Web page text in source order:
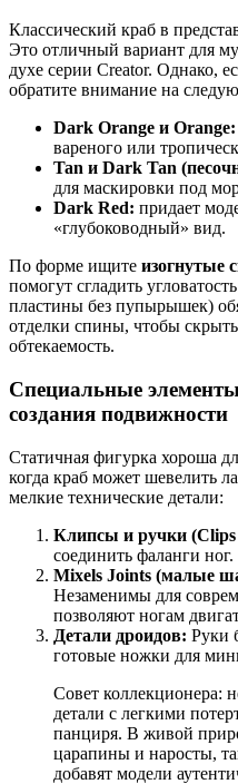
Классический краб в
Это отличный вариант для
духе серии Creator. Однако,
обратите внимание на
Dark Orange и Orange:
вареного или
Tan и Dark Tan
для маскировки под
Dark Red: придает
«глубоководный» вид.
По форме ищите изогнутые
помогут сгладить
пластины без пупырышек)
отделки спины, чтобы
обтекаемость.
Специальные
создания подвижности
Статичная фигурка хороша
когда краб может шевелить
мелкие технические детали:
Клипсы и ручки
соединить фаланги ног.
Mixels Joints (малые
Незаменимы для
позволяют ногам
Детали дроидов: Руки
готовые ножки для
Совет коллекционера:
детали с легкими
панциря. В живой
царапины и наросты,
добавят модели